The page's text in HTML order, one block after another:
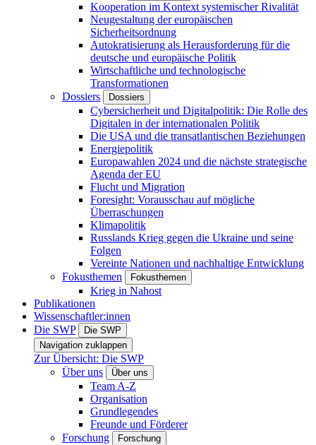
Kooperation im Kontext systemischer Rivalität
Neugestaltung der europäischen
Sicherheitsordnung
Autokratisierung als Herausforderung für die
deutsche und europäische Politik
Wirtschaftliche und technologische
Transformationen
Dossiers
Dossiers
Cybersicherheit und Digitalpolitik: Die Rolle des
Digitalen in der internationalen Politik
Die USA und die transatlantischen Beziehungen
Energiepolitik
Europawahlen 2024 und die nächste strategische
Agenda der EU
Flucht und Migration
Foresight: Vorausschau auf mögliche
Überraschungen
Klimapolitik
Russlands Krieg gegen die Ukraine und seine
Folgen
Vereinte Nationen und nachhaltige Entwicklung
Fokusthemen
Fokusthemen
Krieg in Nahost
Publikationen
Wissenschaftler:innen
Die SWP
Die SWP
Navigation zuklappen
Zur Übersicht: Die SWP
Über uns
Über uns
Team A-Z
Organisation
Grundlegendes
Freunde und Förderer
Forschung
Forschung